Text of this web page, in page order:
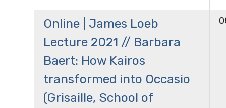
Online | James Loeb
Lecture 2021 // Barbara
Baert: How Kairos
transformed into Occasio
(Grisaille, School of